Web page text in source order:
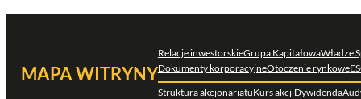
MAPA WITRYNY
Relacje inwestorskieGrupa KapitałowaWładze
Dokumenty korporacyjneOtoczenie rynkowe
Struktura akcjonariatuKurs akcjiDywidenda